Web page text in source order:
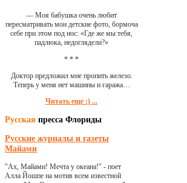
— Моя бабушка очень любит
пересматривать мои детские фото, бормоча
себе при этом под нос: «Где же мы тебя,
падлюка, недоглядели?»
* * *
Доктор предложил мне пропить железо.
Теперь у меня нет машины и гаража…
Читать еще :) ...
Русская пресса Флориды
Русские журналы и газеты
Майами
"Ах, Майами! Мечта у океана!" - поет
Алла Йошпе на мотив всем известной